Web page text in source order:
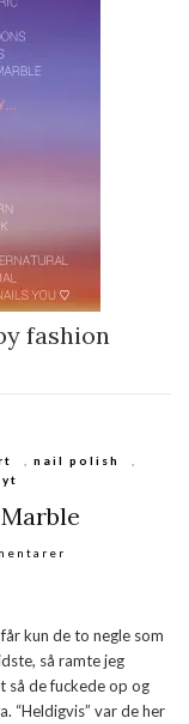
fashion
nail polish
kun de to negle som
så ramte jeg
så de fuckede op og
“Heldigvis” var de her